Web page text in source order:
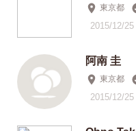
東京都
2015/12/25
阿南 圭
東京都
2015/12/